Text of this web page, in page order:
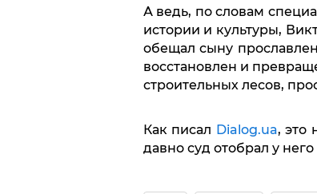
А ведь, по словам
истории и культуры,
обещал сыну
восстановлен и
строительных лесов,
Как писал Dialog.ua, это
давно суд отобрал у